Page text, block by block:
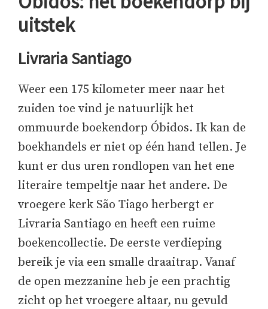
uitstek
Livraria Santiago
Weer een 175 kilometer meer naar het
zuiden toe vind je natuurlijk het
ommuurde boekendorp Óbidos. Ik kan de
boekhandels er niet op één hand tellen. Je
kunt er dus uren rondlopen van het ene
literaire tempeltje naar het andere. De
vroegere kerk São Tiago herbergt er
Livraria Santiago en heeft een ruime
boekencollectie. De eerste verdieping
bereik je via een smalle draaitrap. Vanaf
de open mezzanine heb je een prachtig
zicht op het vroegere altaar, nu gevuld